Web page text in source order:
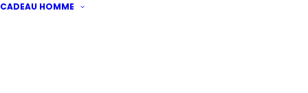
CADEAU HOMME